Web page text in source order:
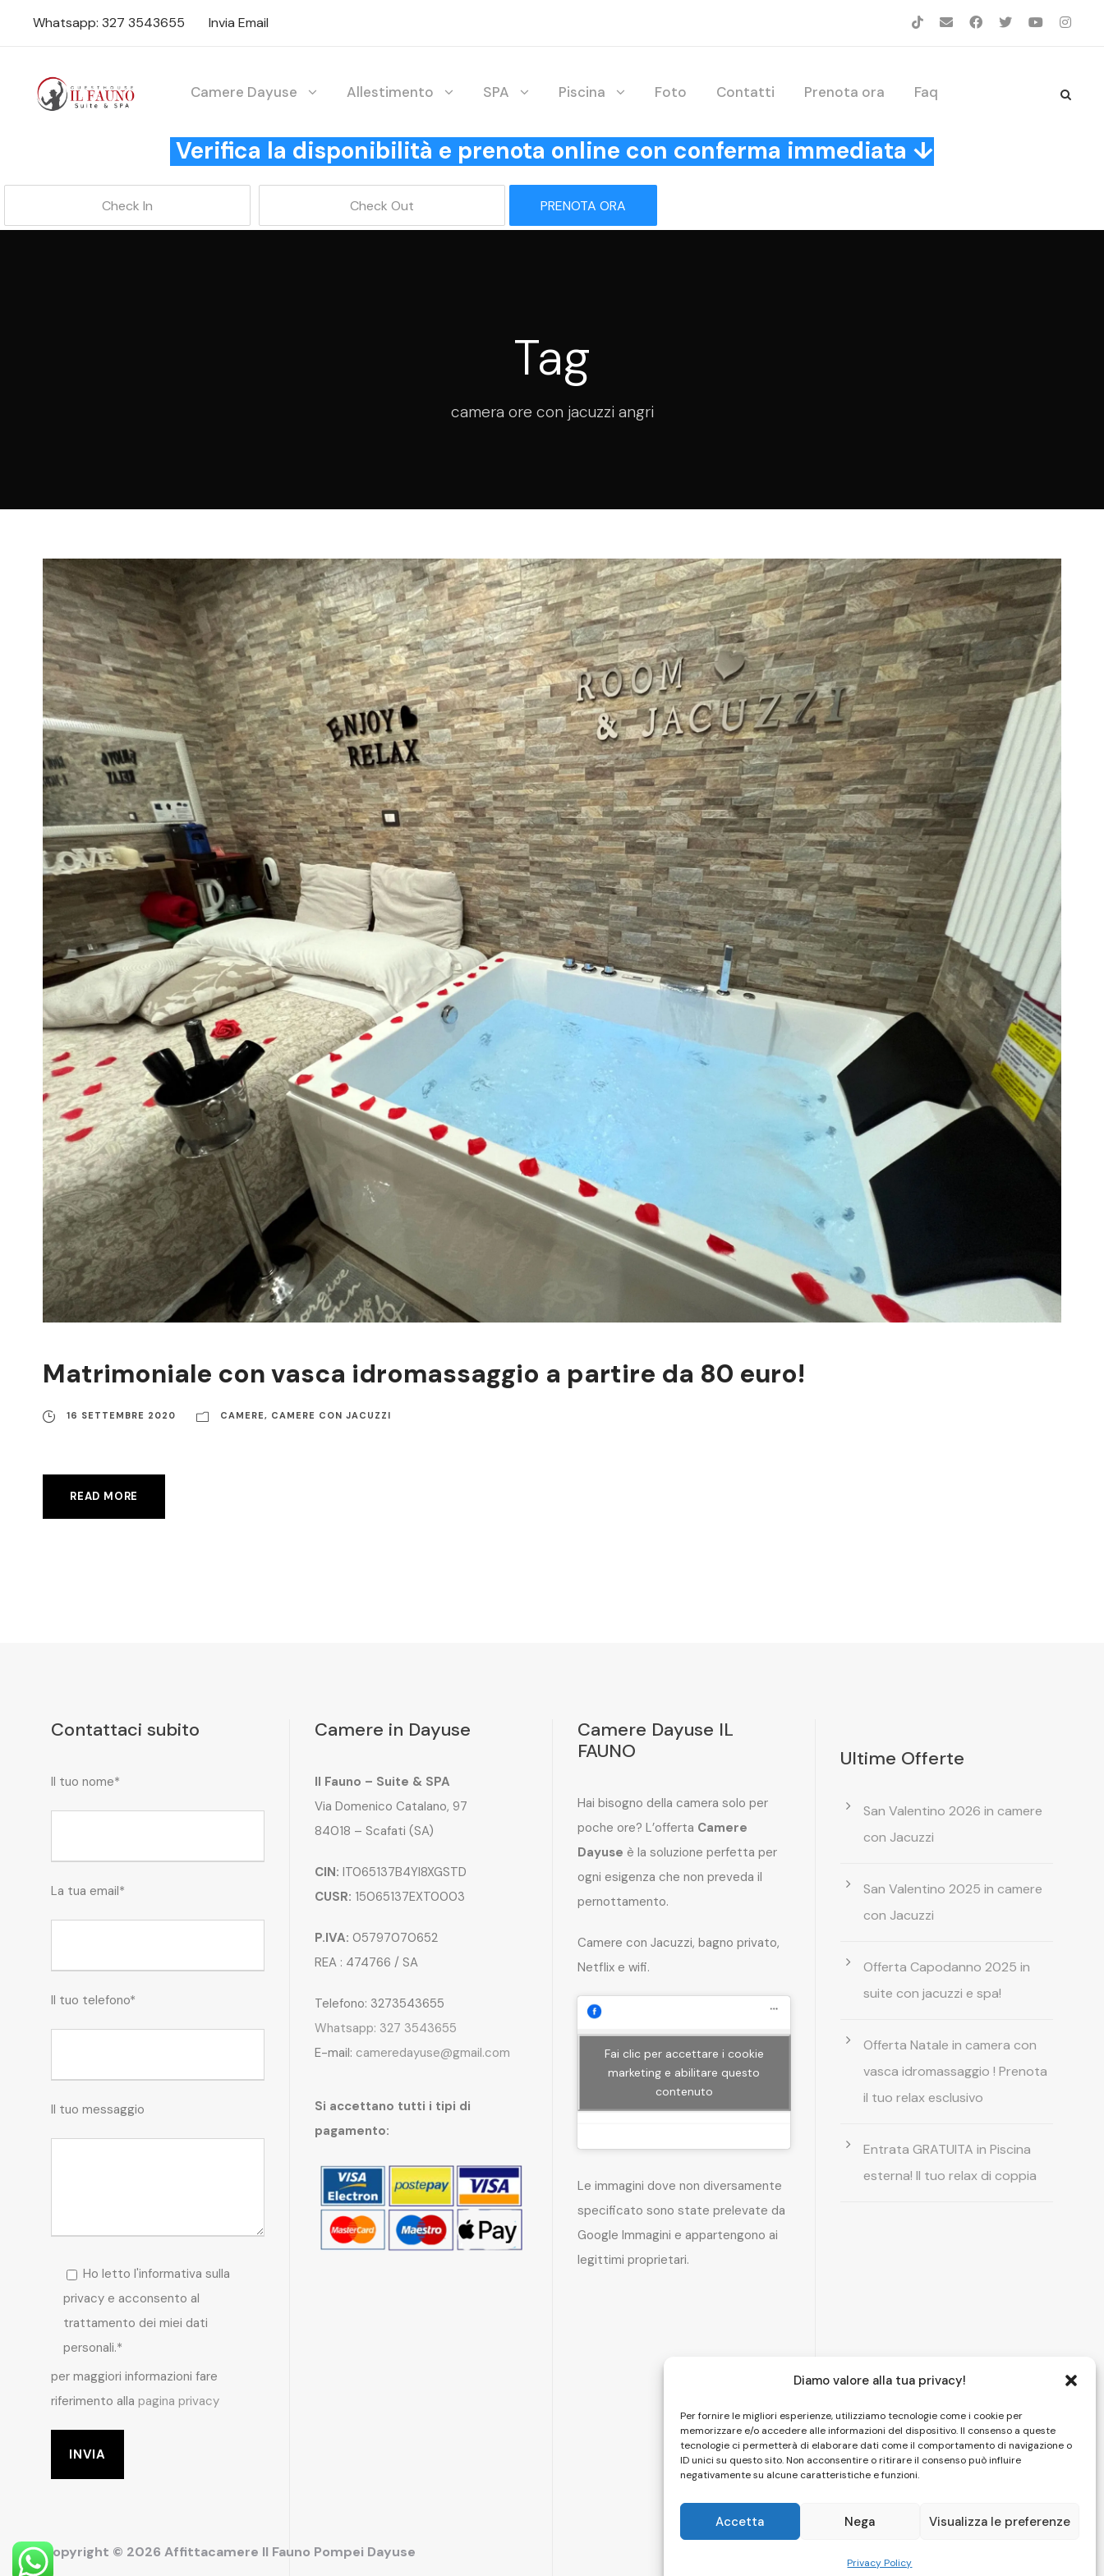
Diamo valore alla tua privacy!
Per fornire le migliori esperienze, utilizziamo tecnologie come i cookie per
memorizzare e/o accedere alle informazioni del dispositivo. Il consenso a queste
tecnologie ci permetterà di elaborare dati come il comportamento di navigazione o
ID unici su questo sito. Non acconsentire o ritirare il consenso può influire
negativamente su alcune caratteristiche e funzioni.
Accetta Nega Visualizza le preferenze
Privacy Policy
Whatsapp: 327 3543655 Invia Email
Camere Dayuse Allestimento SPA Piscina Foto Contatti Prenota ora Faq
Verifica la disponibilità e prenota online con conferma immediata ↓
PRENOTA ORA
Tag
camera ore con jacuzzi angri
Matrimoniale con vasca idromassaggio a partire da 80 euro!
16 SETTEMBRE 2020 CAMERE, CAMERE CON JACUZZI
READ MORE
Contattaci subito
Il tuo nome*
La tua email*
Il tuo telefono*
Il tuo messaggio
Ho letto l'informativa sulla
privacy e acconsento al
trattamento dei miei dati
personali.*
per maggiori informazioni fare
riferimento alla pagina privacy
Camere in Dayuse
Il Fauno – Suite & SPA
Via Domenico Catalano, 97
84018 – Scafati (SA)
CIN: IT065137B4YI8XGSTD
CUSR: 15065137EXT0003
P.IVA: 05797070652
REA : 474766 / SA
Telefono: 3273543655
Whatsapp: 327 3543655
E-mail: cameredayuse@gmail.com
Si accettano tutti i tipi di
pagamento:
Camere Dayuse IL
FAUNO
Hai bisogno della camera solo per
poche ore? L’offerta Camere
Dayuse è la soluzione perfetta per
ogni esigenza che non preveda il
pernottamento.
Camere con Jacuzzi, bagno privato,
Netflix e wifi.
Fai clic per accettare i cookie
marketing e abilitare questo
contenuto
Le immagini dove non diversamente
specificato sono state prelevate da
Google Immagini e appartengono ai
legittimi proprietari.
Ultime Offerte
San Valentino 2026 in camere
con Jacuzzi
San Valentino 2025 in camere
con Jacuzzi
Offerta Capodanno 2025 in
suite con jacuzzi e spa!
Offerta Natale in camera con
vasca idromassaggio ! Prenota
il tuo relax esclusivo
Entrata GRATUITA in Piscina
esterna! Il tuo relax di coppia
Copyright © 2026 Affittacamere Il Fauno Pompei Dayuse